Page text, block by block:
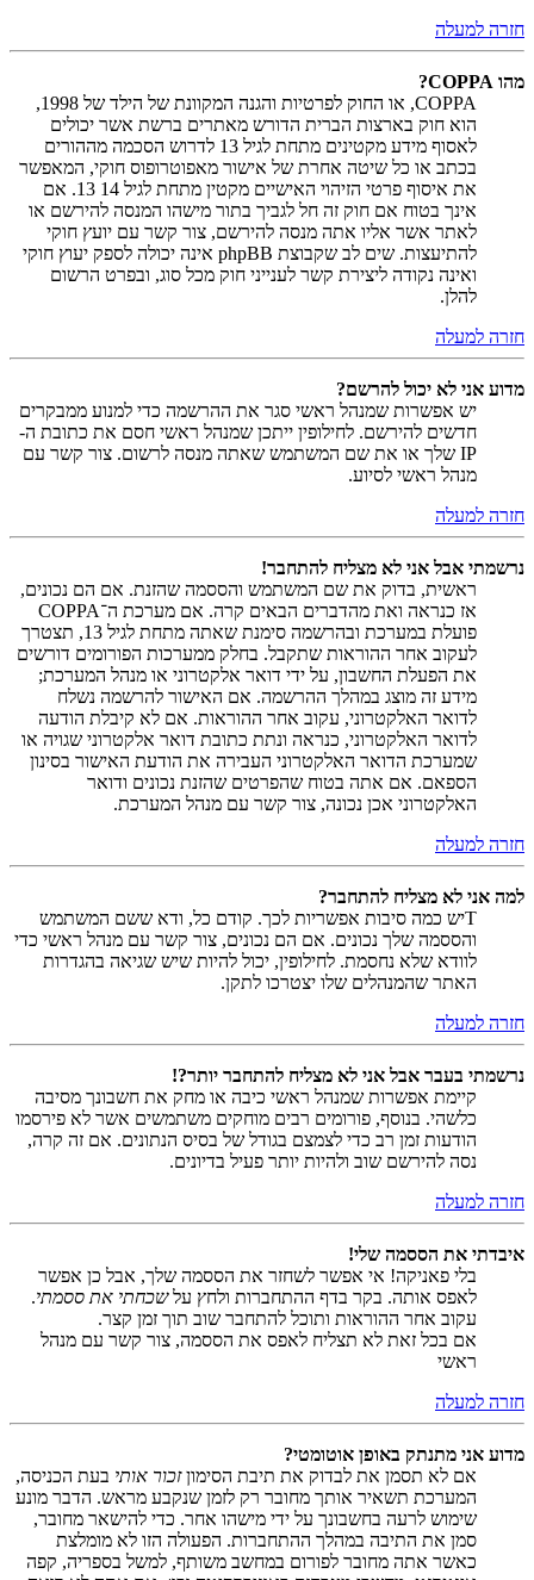
חזרה למעלה
מהו COPPA?
COPPA, או החוק לפרטיות והגנה המקוונת של הילד של 1998,
הוא חוק בארצות הברית הדורש מאתרים ברשת אשר יכולים
לאסוף מידע מקטינים מתחת לגיל 13 לדרוש הסכמה מההורים
בכתב או כל שיטה אחרת של אישור מאפוטרופוס חוקי, המאפשר
את איסוף פרטי הזיהוי האישיים מקטין מתחת לגיל 14 13. אם
אינך בטוח אם חוק זה חל לגביך בתור מישהו המנסה להירשם או
לאתר אשר אליו אתה מנסה להירשם, צור קשר עם יועץ חוקי
להתיעצות. שים לב שקבוצת phpBB אינה יכולה לספק יעוץ חוקי
ואינה נקודה ליצירת קשר לענייני חוק מכל סוג, ובפרט הרשום
להלן.
חזרה למעלה
מדוע אני לא יכול להרשם?
יש אפשרות שמנהל ראשי סגר את ההרשמה כדי למנוע ממבקרים
חדשים להירשם. לחילופין ייתכן שמנהל ראשי חסם את כתובת ה-
IP שלך או את שם המשתמש שאתה מנסה לרשום. צור קשר עם
מנהל ראשי לסיוע.
חזרה למעלה
נרשמתי אבל אני לא מצליח להתחבר!
ראשית, בדוק את שם המשתמש והססמה שהזנת. אם הם נכונים,
אז כנראה ואת מהדברים הבאים קרה. אם מערכת ה־COPPA
פועלת במערכת ובהרשמה סימנת שאתה מתחת לגיל 13, תצטרך
לעקוב אחר ההוראות שתקבל. בחלק ממערכות הפורומים דורשים
את הפעלת החשבון, על ידי דואר אלקטרוני או מנהל המערכת;
מידע זה מוצג במהלך ההרשמה. אם האישור להרשמה נשלח
לדואר האלקטרוני, עקוב אחר ההוראות. אם לא קיבלת הודעה
לדואר האלקטרוני, כנראה ונתת כתובת דואר אלקטרוני שגויה או
שמערכת הדואר האלקטרוני העבירה את הודעת האישור בסינון
הספאם. אם אתה בטוח שהפרטים שהזנת נכונים ודואר
האלקטרוני אכן נכונה, צור קשר עם מנהל המערכת.
חזרה למעלה
למה אני לא מצליח להתחבר?
Tיש כמה סיבות אפשריות לכך. קודם כל, ודא ששם המשתמש
והססמה שלך נכונים. אם הם נכונים, צור קשר עם מנהל ראשי כדי
לוודא שלא נחסמת. לחילופין, יכול להיות שיש שגיאה בהגדרות
האתר שהמנהלים שלו יצטרכו לתקן.
חזרה למעלה
נרשמתי בעבר אבל אני לא מצליח להתחבר יותר?!
קיימת אפשרות שמנהל ראשי כיבה או מחק את חשבונך מסיבה
כלשהי. בנוסף, פורומים רבים מוחקים משתמשים אשר לא פירסמו
הודעות זמן רב כדי לצמצם בגודל של בסיס הנתונים. אם זה קרה,
נסה להירשם שוב ולהיות יותר פעיל בדיונים.
חזרה למעלה
איבדתי את הססמה שלי!
בלי פאניקה! אי אפשר לשחזר את הססמה שלך, אבל כן אפשר
לאפס אותה. בקר בדף ההתחברות ולחץ עלשכחתי את ססמתי.
עקוב אחר ההוראות ותוכל להתחבר שוב תוך זמן קצר.
אם בכל זאת לא תצליח לאפס את הססמה, צור קשר עם מנהל
ראשי
חזרה למעלה
מדוע אני מתנתק באופן אוטומטי?
אם לא תסמן את לבדוק את תיבת הסימוןזכור אותי בעת הכניסה,
המערכת תשאיר אותך מחובר רק לזמן שנקבע מראש. הדבר מונע
שימוש לרעה בחשבונך על ידי מישהו אחר. כדי להישאר מחובר,
סמן את התיבה במהלך ההתחברות. הפעולה הזו לא מומלצת
כאשר אתה מחובר לפורום במחשב משותף, למשל בספריה, קפה